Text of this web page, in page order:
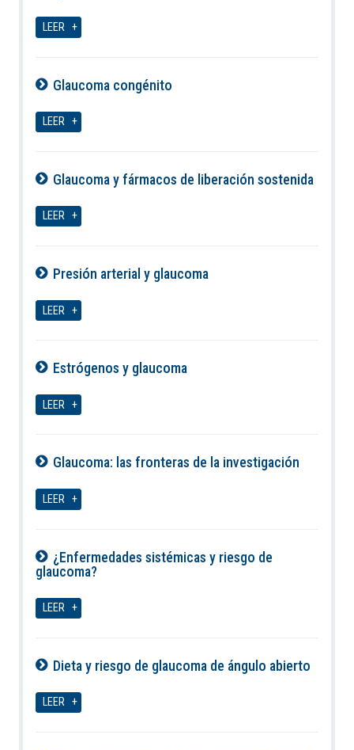
LEER
Glaucoma congénito
LEER
Glaucoma y fármacos de liberación sostenida
LEER
Presión arterial y glaucoma
LEER
Estrógenos y glaucoma
LEER
Glaucoma: las fronteras de la investigación
LEER
¿Enfermedades sistémicas y riesgo de
glaucoma?
LEER
Dieta y riesgo de glaucoma de ángulo abierto
LEER